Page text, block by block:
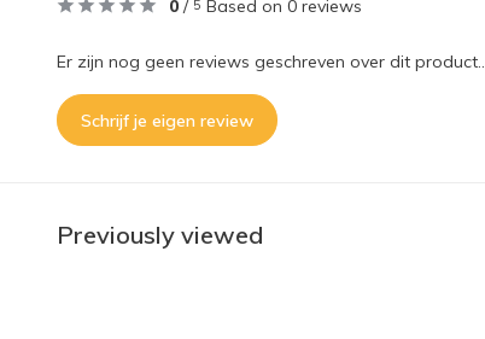
0 / 5 Based on 0 reviews
Er zijn nog geen reviews geschreven over dit product..
Schrijf je eigen review
Previously viewed